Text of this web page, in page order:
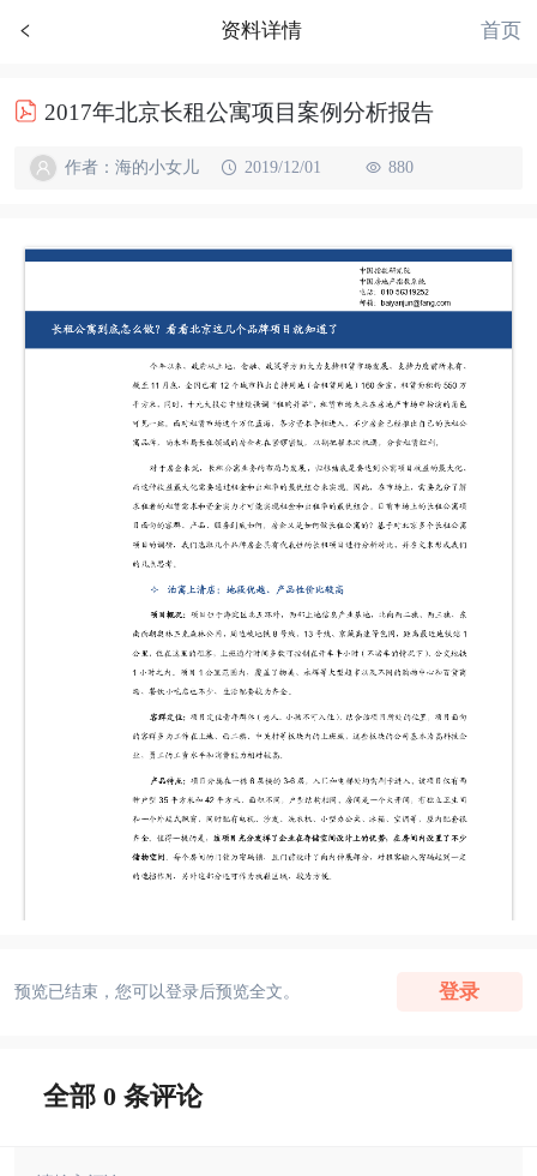
资料详情 首页
2017年北京长租公寓项目案例分析报告
作者：海的小女儿 2019/12/01 880
预览已结束，您可以登录后预览全文。 登录
全部 0 条评论